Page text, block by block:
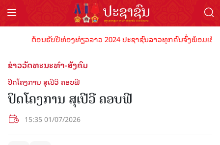
ຕ້ອນຮັບປີທ່ອງທ່ຽວລາວ 2024 ປະຊາຊົນລາວທຸກຄົນຈົ່ງພ້ອມເປັນ
ຂ່າວວັດທະນະທຳ-ສັງຄົມ
ປິດໂຄງການ ​ສຸເປີວີ ຄອບຟີ
ປິດໂຄງການ ​ສຸເປີວີ ຄອບຟີ
15:35 01/07/2026